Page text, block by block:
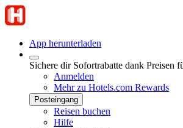
App herunterladen
Sichere dir Sofortrabatte dank Preisen
Anmelden
Mehr zu Hotels.com Rewards
Posteingang
Reisen buchen
Hilfe